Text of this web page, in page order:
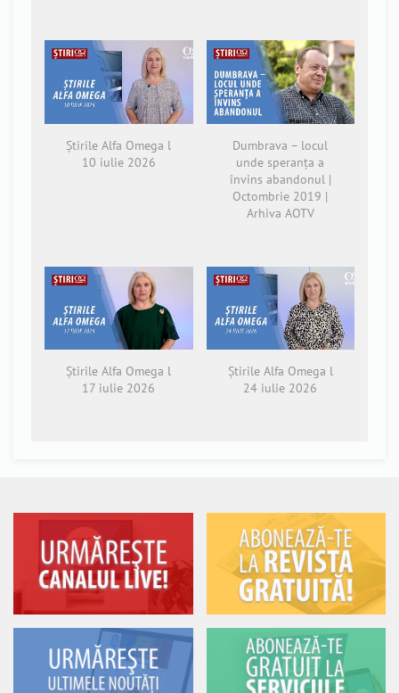
Știrile Alfa Omega l
10 iulie 2026
Dumbrava – locul
unde speranța a
învins abandonul |
Octombrie 2019 |
Arhiva AOTV
Știrile Alfa Omega l
17 iulie 2026
Știrile Alfa Omega l
24 iulie 2026